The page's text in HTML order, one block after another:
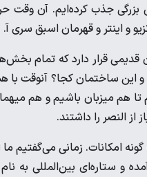
جذب کرده‌ایم. آن وقت
و اینتر و قهرمان اسبق سری آ.
قرار دارد که تمام
ساختمان کجا؟ آنوقت با
تا هم میزبان باشیم و هم
النصر را داشتند.
امکانات. زمانی می‌گفتیم
و ستاره‌ای بین‌المللی به